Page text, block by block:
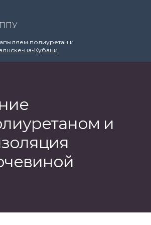
полиуретан и
на-Кубани
и